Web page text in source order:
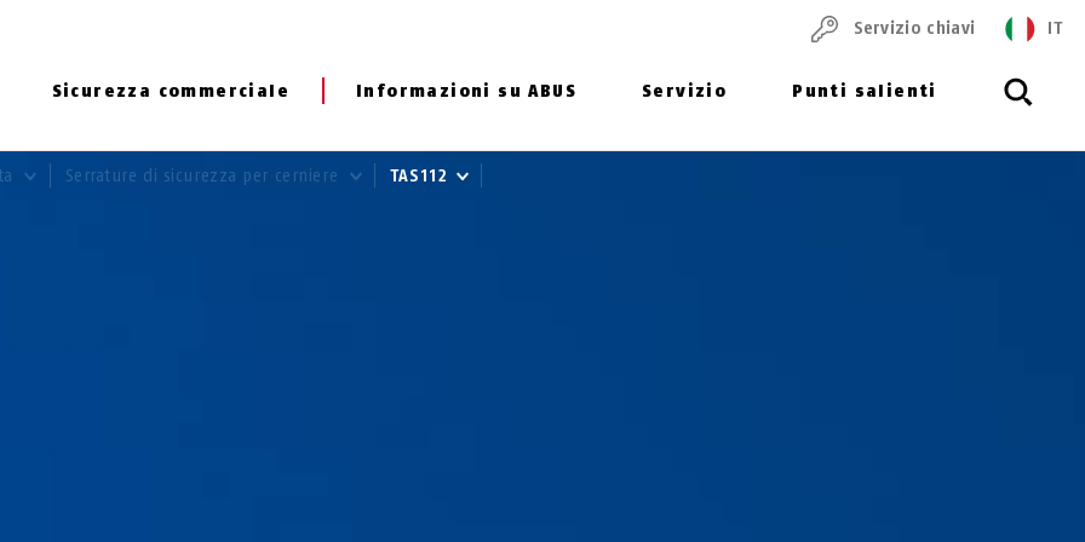
Sicurezza commerciale Informazioni su ABUS Servizio Punti salienti
Servizio chiavi IT
Serrature di sicurezza per cerniere TAS112